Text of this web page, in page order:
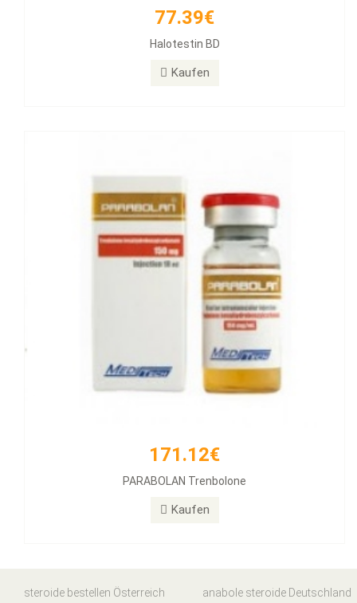
77.39€
Halotestin BD
Kaufen
171.12€
PARABOLAN Trenbolone
Kaufen
171.12€
PARABOLAN Trenbolone
steroide bestellen Österreich
anabole steroide Deutschland